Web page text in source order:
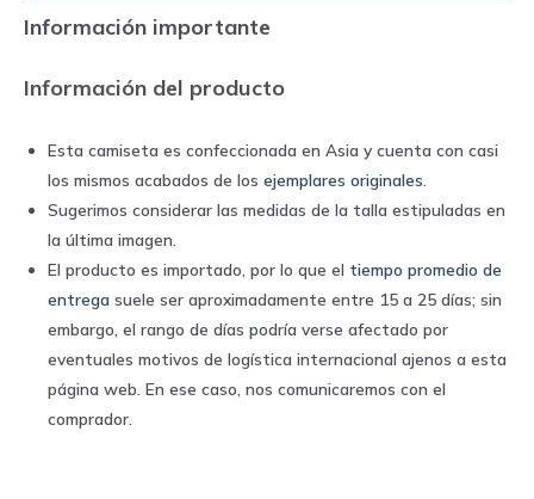
away
|
quantity
Información importante
Información del producto
Esta camiseta es confeccionada en Asia y cuenta con casi
los mismos acabados de los ejemplares originales
Sugerimos considerar las medidas de la talla estipuladas en
la última imagen.
El producto es importado, por lo que el tiempo promedio de
entrega suele ser aproximadamente entre 15 a 25 días; sin
embargo, el rango de días podría verse afectado por
eventuales motivos de logística internacional ajenos a esta
página web. En ese caso, nos comunicaremos con el
comprador.